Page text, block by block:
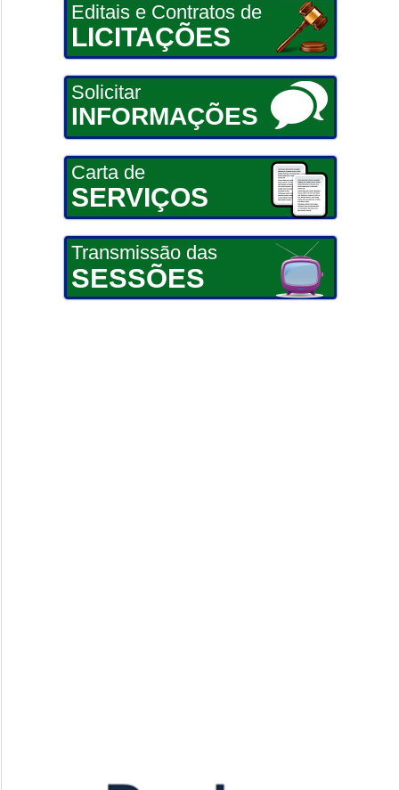
Editais e Contratos de
LICITAÇÕES
Solicitar
INFORMAÇÕES
Carta de
SERVIÇOS
Transmissão das
SESSÕES